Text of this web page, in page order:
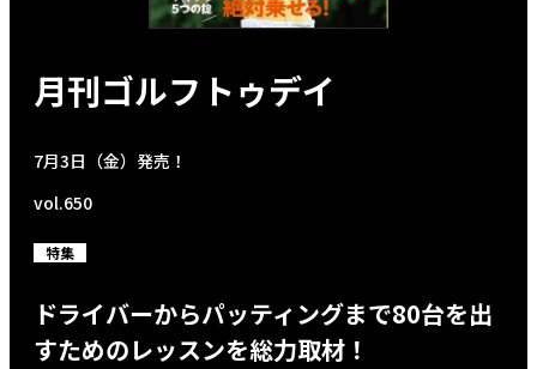
月刊ゴルフトゥデイ
7月3日（金）発売！
vol.650
特集
ドライバーからパッティングまで80台を出
すためのレッスンを総力取材！